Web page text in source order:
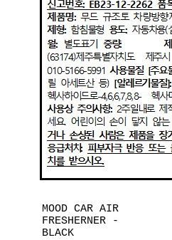
MOOD CAR AIR
FRESHERNER -
BLACK